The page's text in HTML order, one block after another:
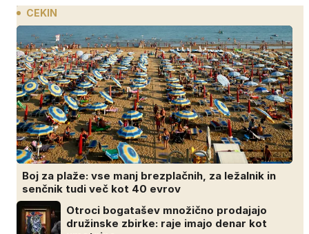
CEKIN
Boj za plaže: vse manj brezplačnih, za ležalnik in
senčnik tudi več kot 40 evrov
Otroci bogatašev množično prodajajo
družinske zbirke: raje imajo denar kot